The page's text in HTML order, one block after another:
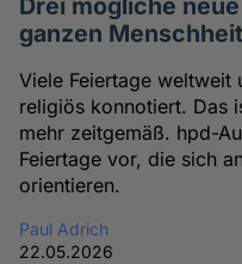
Drei mögliche
ganzen
Viele Feiertage weltweit
religiös konnotiert. Das
mehr zeitgemäß. hpd-
Feiertage vor, die sich
orientieren.
Paul Adrich
22.05.2026